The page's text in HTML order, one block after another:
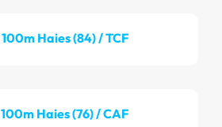
100m Haies (84) / TCF
100m Haies (76) / CAF